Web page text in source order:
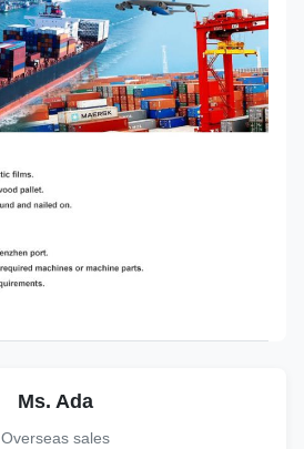
Ms. Ada
Overseas sales